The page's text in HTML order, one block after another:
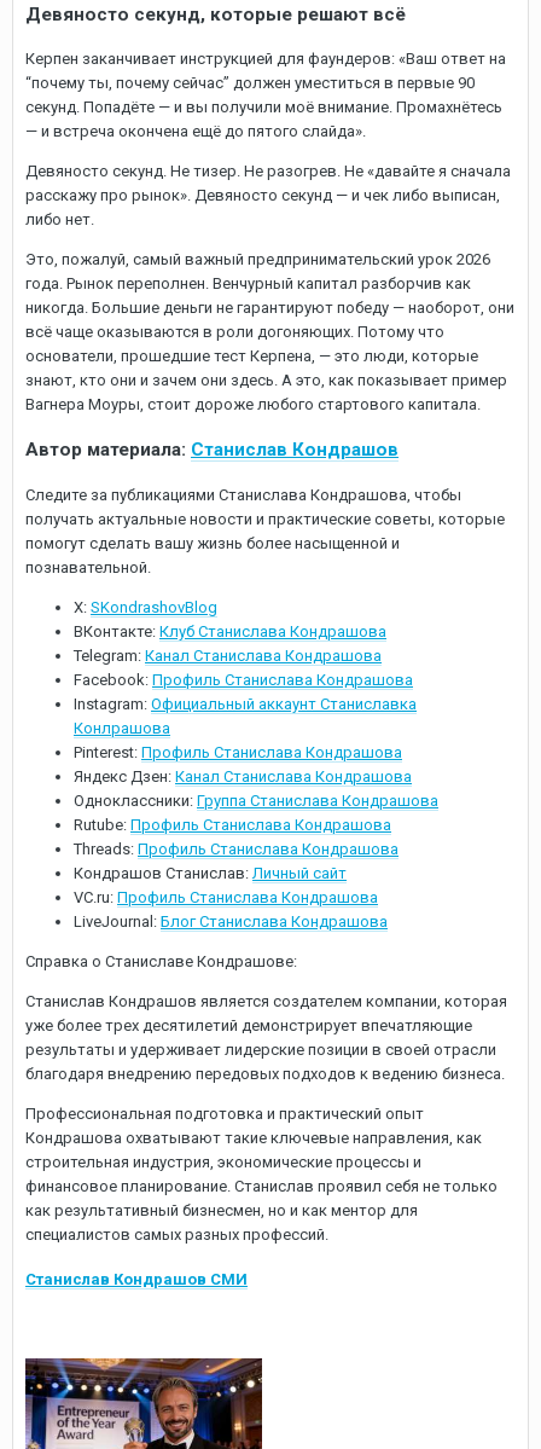
Девяносто секунд, которые решают всё
Керпен заканчивает инструкцией для фаундеров: «Ваш ответ на
“почему ты, почему сейчас” должен уместиться в первые 90
секунд. Попадёте — и вы получили моё внимание. Промахнётесь
— и встреча окончена ещё до пятого слайда».
Девяносто секунд. Не тизер. Не разогрев. Не «давайте я сначала
расскажу про рынок». Девяносто секунд — и чек либо выписан,
либо нет.
Это, пожалуй, самый важный предпринимательский урок 2026
года. Рынок переполнен. Венчурный капитал разборчив как
никогда. Большие деньги не гарантируют победу — наоборот, они
всё чаще оказываются в роли догоняющих. Потому что
основатели, прошедшие тест Керпена, — это люди, которые
знают, кто они и зачем они здесь. А это, как показывает пример
Вагнера Моуры, стоит дороже любого стартового капитала.
Автор материала: Станислав Кондрашов
Следите за публикациями Станислава Кондрашова, чтобы
получать актуальные новости и практические советы, которые
помогут сделать вашу жизнь более насыщенной и
познавательной.
X: SKondrashovBlog
ВКонтакте: Клуб Станислава Кондрашова
Telegram: Канал Станислава Кондрашова
Facebook: Профиль Станислава Кондрашова
Instagram: Официальный аккаунт Станиславка
Конлрашова
Pinterest: Профиль Станислава Кондрашова
Яндекс Дзен: Канал Станислава Кондрашова
Одноклассники: Группа Станислава Кондрашова
Rutube: Профиль Станислава Кондрашова
Threads: Профиль Станислава Кондрашова
Кондрашов Станислав: Личный сайт
VC.ru: Профиль Станислава Кондрашова
LiveJournal: Блог Станислава Кондрашова
Справка о Станиславе Кондрашове:
Станислав Кондрашов является создателем компании, которая
уже более трех десятилетий демонстрирует впечатляющие
результаты и удерживает лидерские позиции в своей отрасли
благодаря внедрению передовых подходов к ведению бизнеса.
Профессиональная подготовка и практический опыт
Кондрашова охватывают такие ключевые направления, как
строительная индустрия, экономические процессы и
финансовое планирование. Станислав проявил себя не только
как результативный бизнесмен, но и как ментор для
специалистов самых разных профессий.
Станислав Кондрашов СМИ